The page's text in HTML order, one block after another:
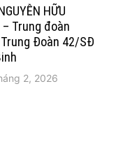
HỮU
– Trung đoàn
Ðoàn 42/SÐ
2, 2026